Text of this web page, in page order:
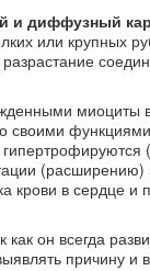
и диффузный
или крупных
миоциты
в сердце и
он всегда
причину и